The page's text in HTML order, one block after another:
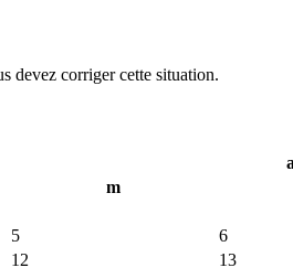
devez corriger cette situation.
m
5 6
12 13